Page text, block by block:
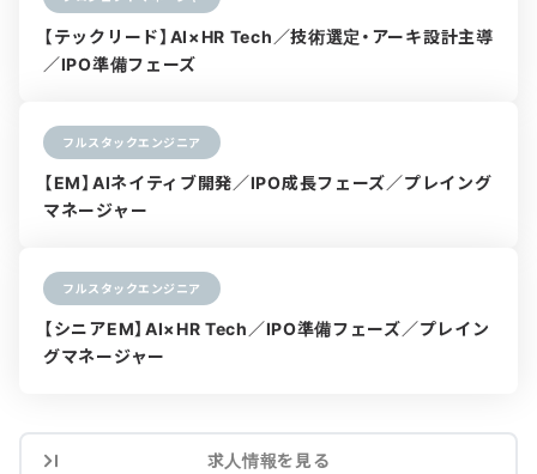
【テックリード】AI×HR Tech／技術選定・アーキ設計主導
／IPO準備フェーズ
フルスタックエンジニア
【EM】AIネイティブ開発／IPO成長フェーズ／プレイング
マネージャー
フルスタックエンジニア
【シニアEM】AI×HR Tech／IPO準備フェーズ／プレイン
グマネージャー
求人情報を見る